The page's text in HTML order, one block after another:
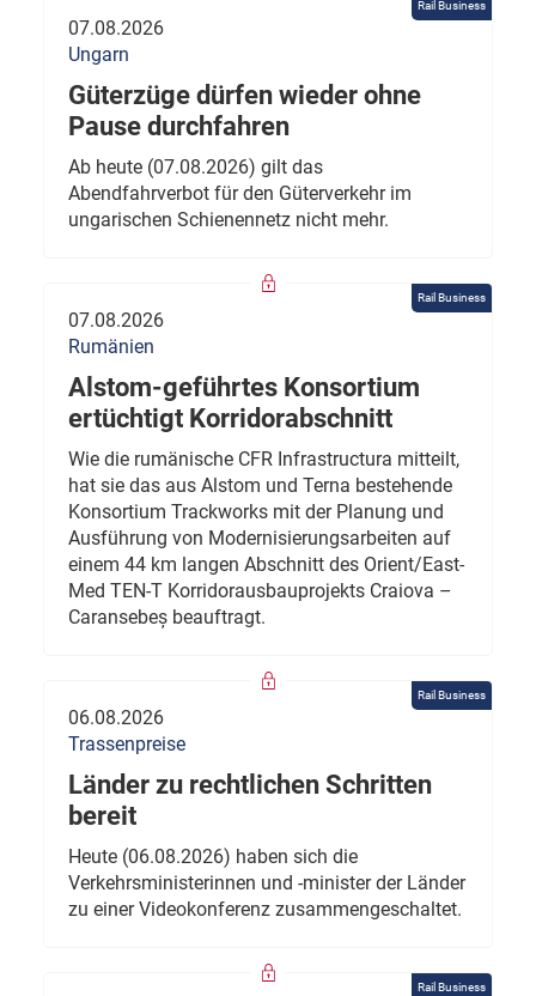
Rail Business
07.08.2026
Ungarn
Güterzüge dürfen wieder ohne
Pause durchfahren
Ab heute (07.08.2026) gilt das
Abendfahrverbot für den Güterverkehr im
ungarischen Schienennetz nicht mehr.
Rail Business
07.08.2026
Rumänien
Alstom-geführtes Konsortium
ertüchtigt Korridorabschnitt
Wie die rumänische CFR Infrastructura mitteilt,
hat sie das aus Alstom und Terna bestehende
Konsortium Trackworks mit der Planung und
Ausführung von Modernisierungsarbeiten auf
einem 44 km langen Abschnitt des Orient/East-
Med TEN-T Korridorausbauprojekts Craiova –
Caransebeș beauftragt.
Rail Business
06.08.2026
Trassenpreise
Länder zu rechtlichen Schritten
bereit
Heute (06.08.2026) haben sich die
Verkehrsministerinnen und -minister der Länder
zu einer Videokonferenz zusammengeschaltet.
Rail Business